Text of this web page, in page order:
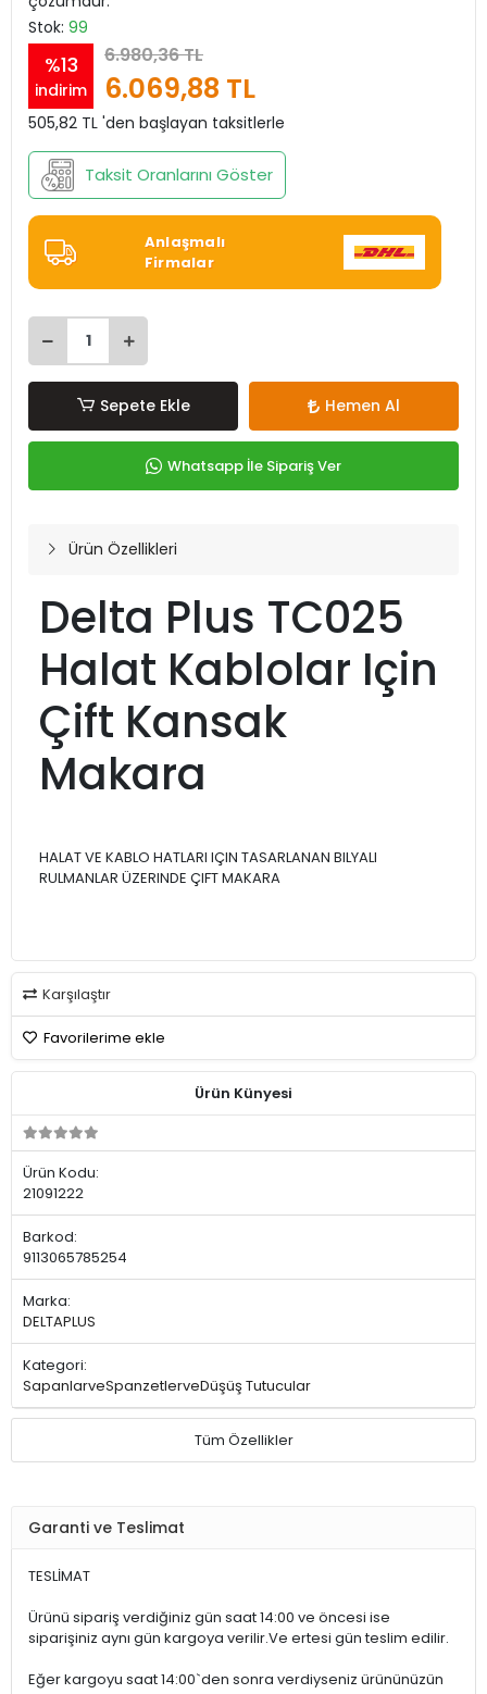
Stok: 99
%13
indirim
6.980,36 TL
6.069,88 TL
505,82 TL 'den başlayan taksitlerle
Taksit Oranlarını Göster
Anlaşmalı
Firmalar
Sepete Ekle Hemen Al
Whatsapp İle Sipariş Ver
Ürün Özellikleri
Delta Plus TC025
Halat Kablolar Için
Çift Kansak
Makara
HALAT VE KABLO HATLARI IÇIN TASARLANAN BILYALI
RULMANLAR ÜZERINDE ÇIFT MAKARA
Karşılaştır
Favorilerime ekle
Ürün Künyesi
Ürün Kodu:
21091222
Barkod:
9113065785254
Marka:
DELTAPLUS
Kategori:
SapanlarveSpanzetlerveDüşüş Tutucular
Tüm Özellikler
Garanti ve Teslimat
TESLİMAT
Ürünü sipariş verdiğiniz gün saat 14:00 ve öncesi ise
siparişiniz aynı gün kargoya verilir.Ve ertesi gün teslim edilir.
Eğer kargoyu saat 14:00`den sonra verdiyseniz ürününüzün